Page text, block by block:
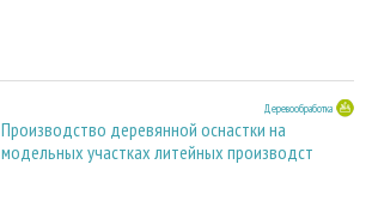
Деревообработка
Производство деревянной оснастки на
модельных участках литейных производст